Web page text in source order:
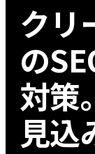
クリ
の
対策。
見込